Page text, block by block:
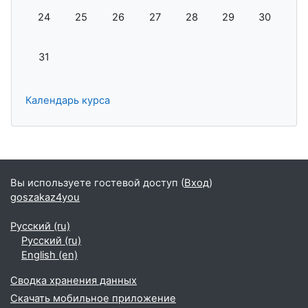
Нет событий, понедельник 24 августа
24 Нет событий, вторник 25 августа
25 Нет событий, среда 26 августа
26 Нет событий, четверг 27
27 Нет событий, пятница 28
28 Нет событий,
29 Нет
30
Нет событий, понедельник 31 августа
31
Календарь курса
Дополнительные блоки
Вы используете гостевой доступ (Вход)
goszakaz4you
Русский ‎(ru)‎
Русский ‎(ru)‎
English ‎(en)‎
Сводка хранения данных
Скачать мобильное приложение